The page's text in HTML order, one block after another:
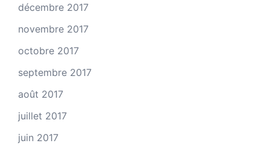
décembre 2017
novembre 2017
octobre 2017
septembre 2017
août 2017
juillet 2017
juin 2017